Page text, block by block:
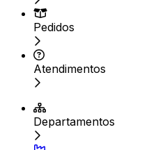
Pedidos
Atendimentos
Departamentos